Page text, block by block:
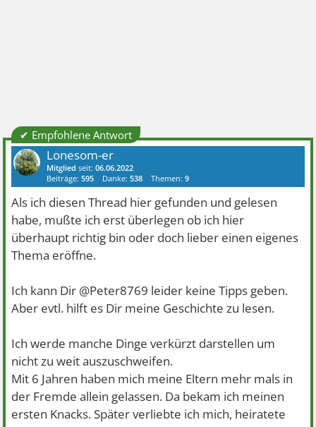
✔ Empfohlene Antwort
Lonesom-er
Mitglied seit:06.06.2022
Beiträge:595 Danke:538 Themen:9
Als ich diesen Thread hier gefunden und gelesen
habe, mußte ich erst überlegen ob ich hier
überhaupt richtig bin oder doch lieber einen eigenes
Thema eröffne.
Ich kann Dir @Peter8769 leider keine Tipps geben.
Aber evtl. hilft es Dir meine Geschichte zu lesen.
Ich werde manche Dinge verkürzt darstellen um
nicht zu weit auszuschweifen.
Mit 6 Jahren haben mich meine Eltern mehr mals in
der Fremde allein gelassen. Da bekam ich meinen
ersten Knacks. Später verliebte ich mich, heiratete